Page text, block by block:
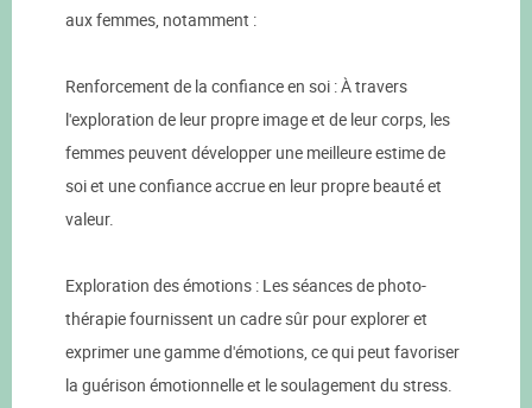
aux femmes, notamment :
Renforcement de la confiance en soi : À travers
l'exploration de leur propre image et de leur corps, les
femmes peuvent développer une meilleure estime de
soi et une confiance accrue en leur propre beauté et
valeur.
Exploration des émotions : Les séances de photo-
thérapie fournissent un cadre sûr pour explorer et
exprimer une gamme d'émotions, ce qui peut favoriser
la guérison émotionnelle et le soulagement du stress.